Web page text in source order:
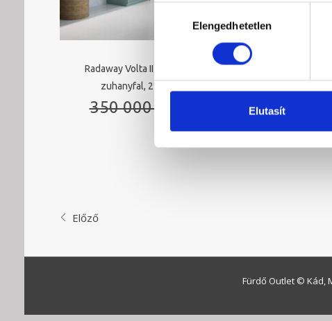
kiválasztásaElengedhetetlen
Elutasít
Radaway Volta II boltíves Walk-in
zuhanyfal, 220 cm magas
350 000 Ft
was:
is:
Radaway
Előző
Fürdő Outlet © Kád,